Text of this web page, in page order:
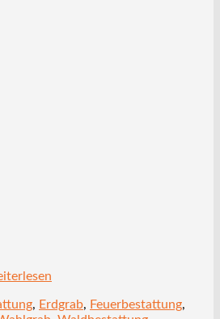
, Erdgrab, Feuerbestattung,